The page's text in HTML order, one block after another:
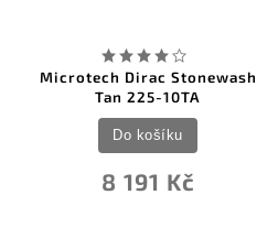
Microtech Dirac Stonewash
Tan 225-10TA
8 191 Kč
Do košíku